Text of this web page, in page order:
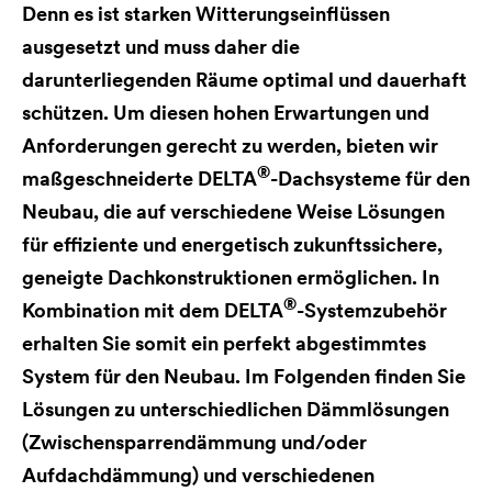
Denn es ist starken Witterungseinflüssen
ausgesetzt und muss daher die
darunterliegenden Räume optimal und dauerhaft
schützen. Um diesen hohen Erwartungen und
Anforderungen gerecht zu werden, bieten wir
maßgeschneiderte DELTA®-Dachsysteme für den
Neubau, die auf verschiedene Weise Lösungen
für effiziente und energetisch zukunftssichere,
geneigte Dachkonstruktionen ermöglichen. In
Kombination mit dem DELTA®-Systemzubehör
erhalten Sie somit ein perfekt abgestimmtes
System für den Neubau. Im Folgenden finden Sie
Lösungen zu unterschiedlichen Dämmlösungen
(Zwischensparrendämmung und/oder
Aufdachdämmung) und verschiedenen